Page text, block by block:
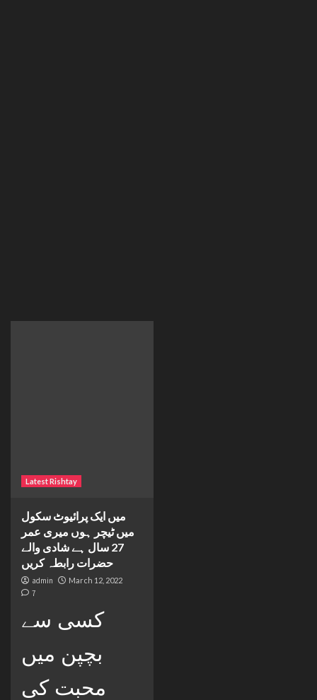
Latest Rishtay
میں ایک پرائیوٹ سکول
میں ٹیچر ہوں میری عمر
27 سال ہے شادی والے
حضرات رابطہ کریں
admin March 12, 2022
7
کسی سے
بچپن میں
محبت کی